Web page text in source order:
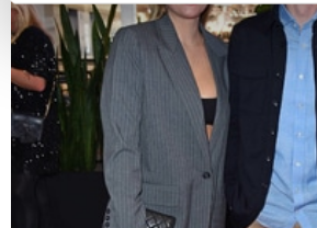
bestimmten Merkmalen
Erfahren Sie mehr darüber, wie Ihre
verarbeitet werden, und legen Sie
Abschnitt Einzelheiten
fest.
Wir verwenden Cookies, um Inhalte
personalisieren, Funktionen für
zu können und die Zugriffe auf